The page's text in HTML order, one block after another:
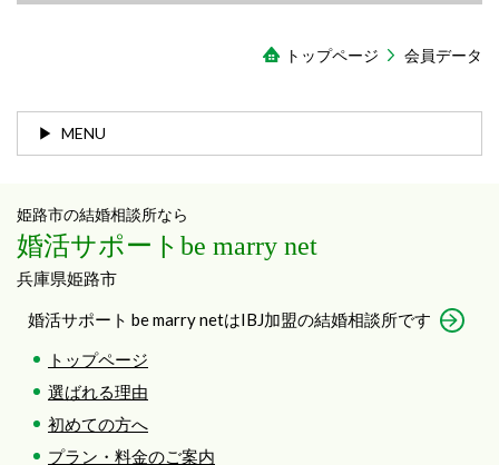
トップページ 会員データ
MENU
姫路市の結婚相談所なら
婚活サポートbe marry net
兵庫県姫路市
婚活サポート be marry netはIBJ加盟の結婚相談所です
トップページ
選ばれる理由
初めての方へ
プラン・料金のご案内